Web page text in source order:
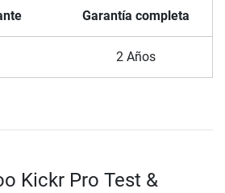
Garantía completa
2 Años
Kickr Pro Test &